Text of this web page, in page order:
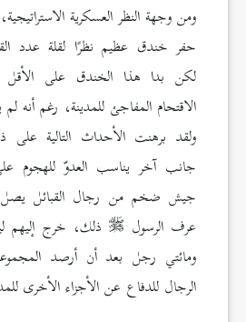
ومن وجهة النظر العسكرية
حفر خندق عظيم نظرًا لقلة عدد
لكن بدا هذا الخندق على
الاقتحام المفاجئ للمدينة، رغم أنه
ولقد برهنت الأحداث التالية
جانب آخر يناسب العدوّ للهجوم
جيش ضخم من رجال القبائل يصل
عرف الرسول
ذلك، خرج إليهم
ومائتي رجل بعد أن أرصد
الرجال للدفاع عن الأجزاء الأخرى